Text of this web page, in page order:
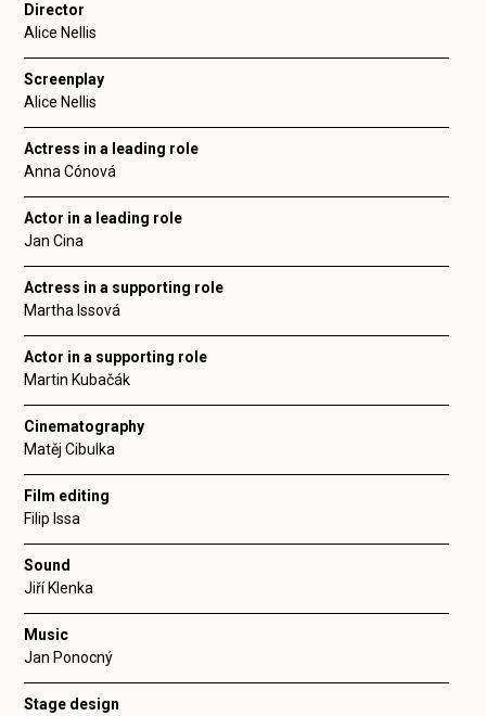
Director
Alice Nellis
Screenplay
Alice Nellis
Actress in a leading role
Anna Cónová
Actor in a leading role
Jan Cina
Actress in a supporting role
Martha Issová
Actor in a supporting role
Martin Kubačák
Cinematography
Matěj Cibulka
Film editing
Filip Issa
Sound
Jiří Klenka
Music
Jan Ponocný
Stage design